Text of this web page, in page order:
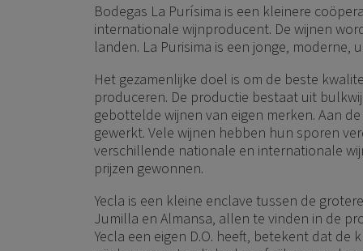
Bodegas La Purísima is een kleinere
internationale wijnproducent. De wijnen
landen. La Purisima is een jonge, moderne,
Het gezamenlijke doel is om de beste
produceren. De productie bestaat uit
gebottelde wijnen van eigen merken. Aan
gewerkt. Vele wijnen hebben hun sporen
verschillende nationale en internationale
prijzen gewonnen.
Yecla is een kleine enclave tussen de
Jumilla en Almansa, allen te vinden in de
Yecla een eigen D.O. heeft, betekent dat de